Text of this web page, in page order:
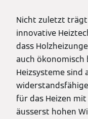
Nicht zuletzt
innovative
dass
auch ökonomisch
Heizsysteme sind
für das Heizen
äusserst hohen